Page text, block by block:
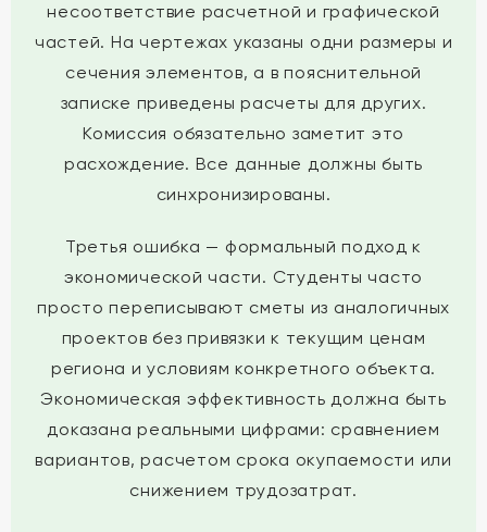
несоответствие расчетной и графической
частей. На чертежах указаны одни размеры и
сечения элементов, а в пояснительной
записке приведены расчеты для других.
Комиссия обязательно заметит это
расхождение. Все данные должны быть
синхронизированы.
Третья ошибка — формальный подход к
экономической части. Студенты часто
просто переписывают сметы из аналогичных
проектов без привязки к текущим ценам
региона и условиям конкретного объекта.
Экономическая эффективность должна быть
доказана реальными цифрами: сравнением
вариантов, расчетом срока окупаемости или
снижением трудозатрат.